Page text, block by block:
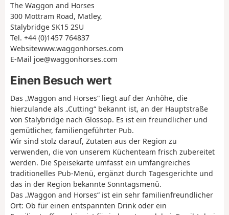
The Waggon and Horses
300 Mottram Road, Matley,
Stalybridge SK15 2SU
Tel. +44 (0)1457 764837
Websitewww.waggonhorses.com
E-Mail joe@waggonhorses.com
Einen Besuch wert
Das „Waggon and Horses“ liegt auf der Anhöhe, die
hierzulande als „Cutting“ bekannt ist, an der Hauptstraße
von Stalybridge nach Glossop. Es ist ein freundlicher und
gemütlicher, familiengeführter Pub.
Wir sind stolz darauf, Zutaten aus der Region zu
verwenden, die von unserem Küchenteam frisch zubereitet
werden. Die Speisekarte umfasst ein umfangreiches
traditionelles Pub-Menü, ergänzt durch Tagesgerichte und
das in der Region bekannte Sonntagsmenü.
Das „Waggon and Horses“ ist ein sehr familienfreundlicher
Ort: Ob für einen entspannten Drink oder ein